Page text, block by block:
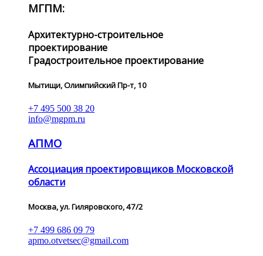
МГПМ:
Архитектурно-строительное
проектирование
Градостроительное проектирование
Мытищи, Олимпийский Пр-т, 10
+7 495 500 38 20
info@mgpm.ru
АПМО
Ассоциация проектировщиков Московской
области
Москва, ул. Гиляровского, 47/2
+7 499 686 09 79
apmo.otvetsec@gmail.com